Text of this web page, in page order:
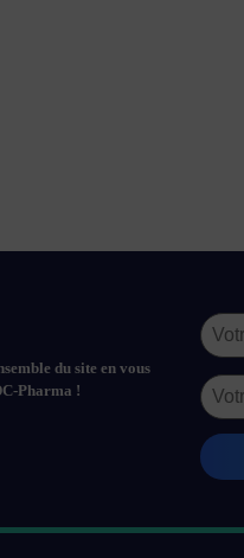
du site en vous
Pharma !